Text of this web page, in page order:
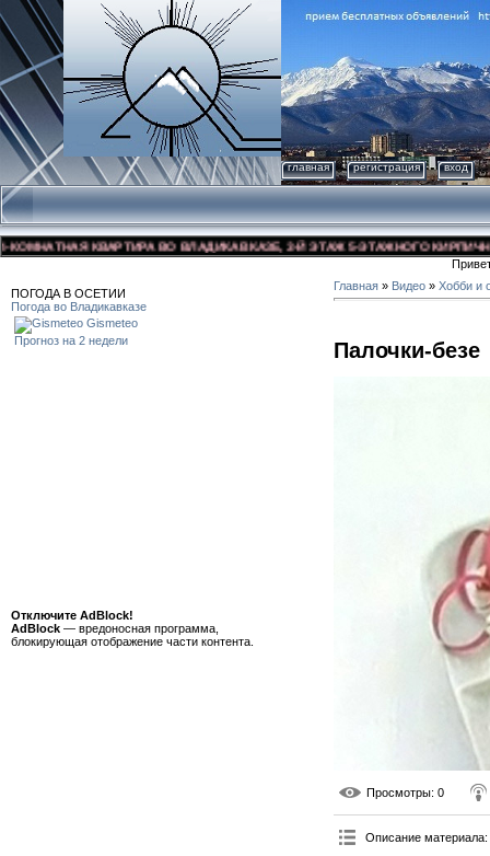
главная регистрация вход
КВАРТИРА ВО ВЛАДИКАВКАЗЕ, 3-Й ЭТАЖ 5-ЭТАЖНОГО
ПОГОДА В ОСЕТИИ
Погода во Владикавказе
Gismeteo
Прогноз на 2 недели
Отключите AdBlock!
AdBlock — вредоносная программа,
блокирующая отображение части контента.
Главная » Видео » Хобби и
Палочки-безе
Просмотры: 0
Описание материала: